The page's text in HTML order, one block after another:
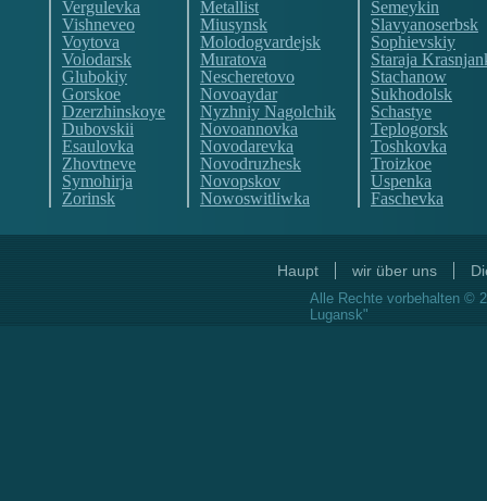
Vergulevka
Vishneveo
Voytova
Volodarsk
Glubokiy
Gorskoe
Dzerzhinskoye
Dubovskii
Esaulovka
Zhovtneve
Symohirja
Zorinsk
Metallist
Miusynsk
Molodogvardejsk
Muratova
Nescheretovo
Novoaydar
Nyzhniy Nagolchik
Novoannovka
Novodarevka
Novodruzhesk
Novopskov
Nowoswitliwka
Semeykin
Slavyanoserbsk
Sophievskiy
Staraja
Stachanow
Sukhodolsk
Schastye
Teplogorsk
Toshkovka
Troizkoe
Uspenka
Faschevka
Haupt wir über uns
Alle Rechte vorbehalten ©
Lugansk"